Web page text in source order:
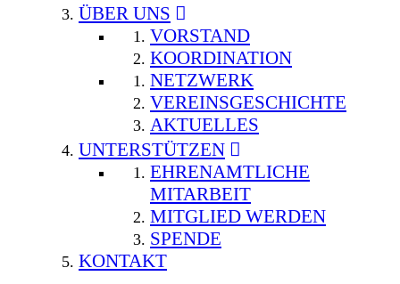
ÜBER UNS
VORSTAND
KOORDINATION
NETZWERK
VEREINSGESCHICHTE
AKTUELLES
UNTERSTÜTZEN
EHRENAMTLICHE
MITARBEIT
MITGLIED WERDEN
SPENDE
KONTAKT